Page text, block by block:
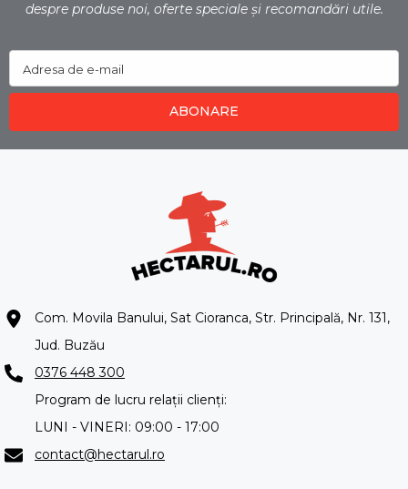
despre produse noi, oferte speciale și recomandări utile.
Adresa de e-mail
ABONARE
Com. Movila Banului, Sat Cioranca, Str. Principală, Nr. 131,
Jud. Buzău
0376 448 300
Program de lucru relații clienți:
LUNI - VINERI: 09:00 - 17:00
contact@hectarul.ro